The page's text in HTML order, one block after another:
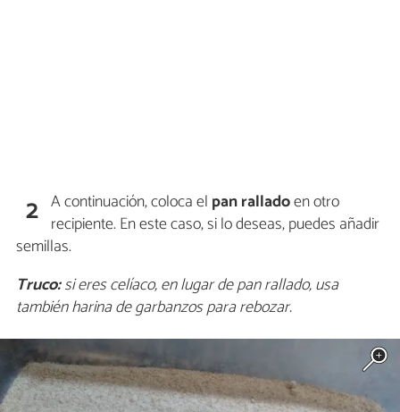
2 A continuación, coloca el pan ralladoen otro
recipiente. En este caso, si lo deseas, puedes añadir
semillas.
Truco:si eres celíaco, en lugar de pan rallado, usa
también harina de garbanzos para rebozar.